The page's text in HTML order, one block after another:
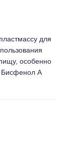
для
особенно
Бисфенол А